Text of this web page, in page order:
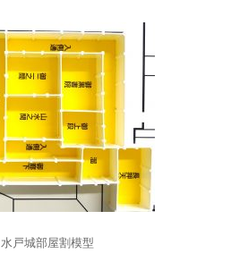
水戸城部屋割模型